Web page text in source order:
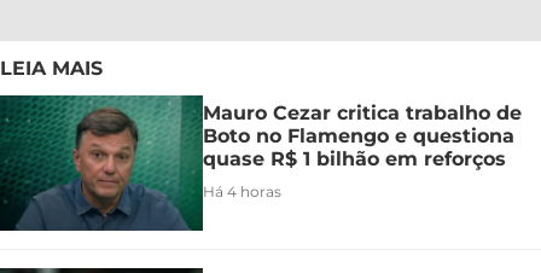
LEIA MAIS
Mauro Cezar critica trabalho de
Boto no Flamengo e questiona
quase R$ 1 bilhão em reforços
Há 4 horas